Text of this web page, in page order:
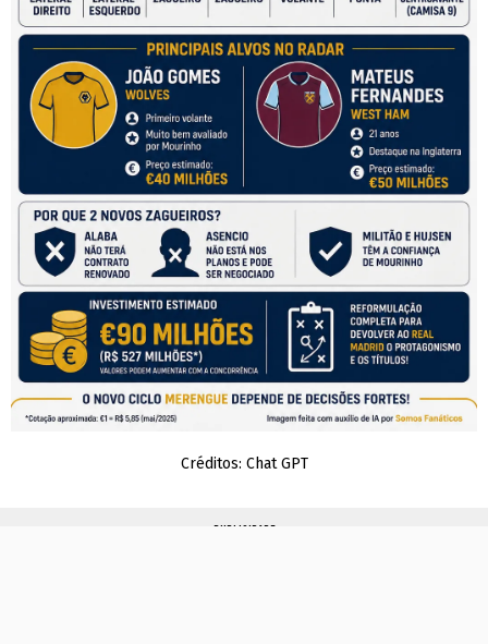
Créditos: Chat GPT
PUBLICIDADE